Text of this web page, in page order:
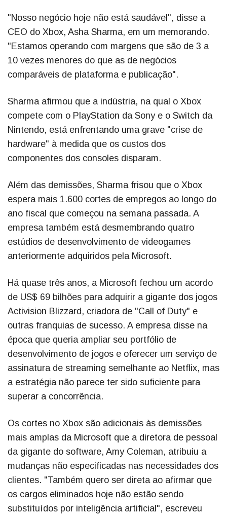
"Nosso negócio hoje não está saudável", disse a
CEO do Xbox, Asha Sharma, em um memorando.
"Estamos operando com margens que são de 3 a
10 vezes menores do que as de negócios
comparáveis de plataforma e publicação".
Sharma afirmou que a indústria, na qual o Xbox
compete com o PlayStation da Sony e o Switch da
Nintendo, está enfrentando uma grave "crise de
hardware" à medida que os custos dos
componentes dos consoles disparam.
Além das demissões, Sharma frisou que o Xbox
espera mais 1.600 cortes de empregos ao longo do
ano fiscal que começou na semana passada. A
empresa também está desmembrando quatro
estúdios de desenvolvimento de videogames
anteriormente adquiridos pela Microsoft.
Há quase três anos, a Microsoft fechou um acordo
de US$ 69 bilhões para adquirir a gigante dos jogos
Activision Blizzard, criadora de "Call of Duty" e
outras franquias de sucesso. A empresa disse na
época que queria ampliar seu portfólio de
desenvolvimento de jogos e oferecer um serviço de
assinatura de streaming semelhante ao Netflix, mas
a estratégia não parece ter sido suficiente para
superar a concorrência.
Os cortes no Xbox são adicionais às demissões
mais amplas da Microsoft que a diretora de pessoal
da gigante do software, Amy Coleman, atribuiu a
mudanças não especificadas nas necessidades dos
clientes. "Também quero ser direta ao afirmar que
os cargos eliminados hoje não estão sendo
substituídos por inteligência artificial", escreveu